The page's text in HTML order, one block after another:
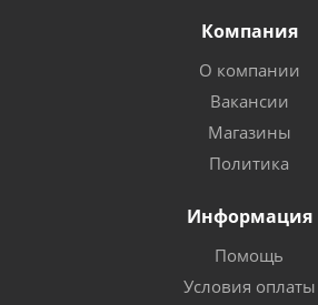
Компания
О компании
Вакансии
Магазины
Политика
Информация
Помощь
Условия оплаты